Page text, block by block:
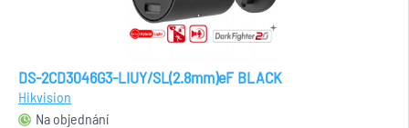
DS-2CD3046G3-LIUY/SL(2.8mm)eF BLACK
Hikvision
Na objednání